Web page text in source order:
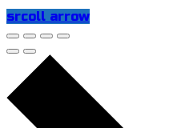
srcoll arrow